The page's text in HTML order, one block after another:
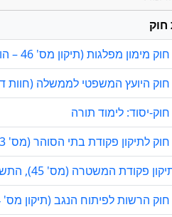
מפלגות (תיקון מס' 46 – הוראת שעה) (...
היועץ המשפטי לממשלה (חוות
יסוד: לימוד תורה
לתיקון פקודת בתי הסוהר (מס' 73) (מניעת כנ...
פקודת המשטרה (מס' 45), התשפ"ו–2026
הרשות לפיתוח הנגב (תיקון מס' 4) (תיקון מס...